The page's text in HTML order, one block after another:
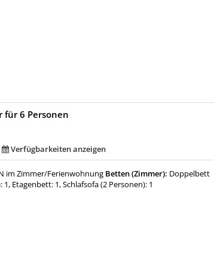
für 6 Personen
Verfügbarkeiten anzeigen
im Zimmer/Ferienwohnung Betten (Zimmer): Doppelbett
1, Etagenbett: 1, Schlafsofa (2 Personen): 1